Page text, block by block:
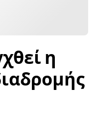
η